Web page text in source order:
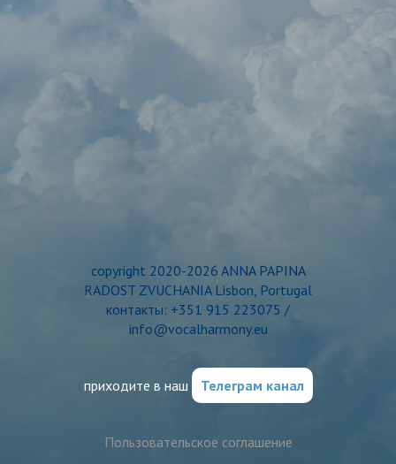
copyright 2020-2026 ANNA PAPINA
RADOST ZVUCHANIA Lisbon, Portugal
контакты: +351 915 223075 /
info@vocalharmony.eu
приходите в наш Телеграм канал
Пользовательское соглашение